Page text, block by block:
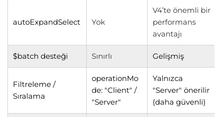
autoExpandSelect Yok
V4’te önemli bir
performans
avantajı
$batch desteği Sınırlı Gelişmiş
Filtreleme /
Sıralama
operationMo
de: "Client" /
"Server"
Yalnızca
"Server" önerilir
(daha güvenli)